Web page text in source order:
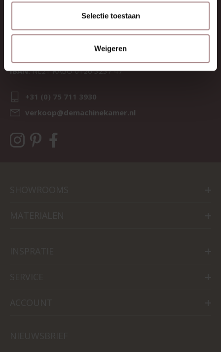
Selectie toestaan
Weigeren
CONTACT
Sav & Økse is een onderdeel van
De Machinekamer
BTW:NL857714545B01
IBAN:NL21 RABO 0126 3237 47
+31 (0) 75 711 3930
verkoop@demachinekamer.nl